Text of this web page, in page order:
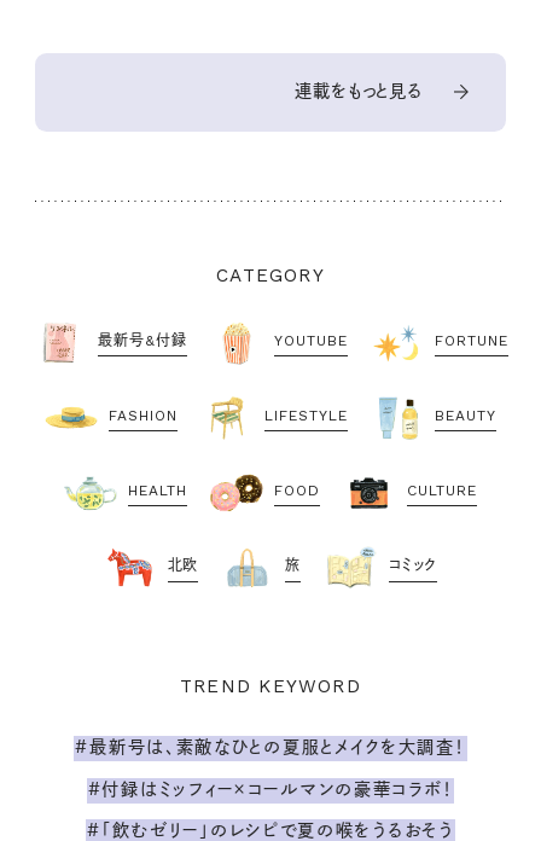
連載をもっと見る
CATEGORY
最新号&付録 YOUTUBE FORTUNE
FASHION LIFESTYLE BEAUTY
HEALTH FOOD CULTURE
北欧 旅 コミック
TREND KEYWORD
#最新号は、素敵なひとの夏服とメイクを大調査！
#付録はミッフィー×コールマンの豪華コラボ！
#「飲むゼリー」のレシピで夏の喉をうるおそう